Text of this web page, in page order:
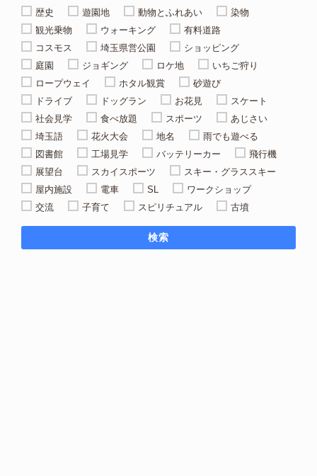
歴史
遊園地 動物とふれあい
染物
観光乗物
ウォーキング
有料道路
コスモス
埼玉県営公園
ショッピング
庭園
ジョギング ロケ地
いちご狩り
ロープウェイ
ホタル観賞
砂遊び
ドライブ
ドッグラン お花見
スケート
社会見学
食べ放題 スポーツ
あじさい
埼玉語
花火大会 地名
雨でも遊べる
図書館
工場見学 バッテリーカー
飛行機
展望台
スカイスポーツ
スキー・グラススキー
屋内施設
電車 SL
ワークショップ
交流
子育て スピリチュアル 古墳
検索